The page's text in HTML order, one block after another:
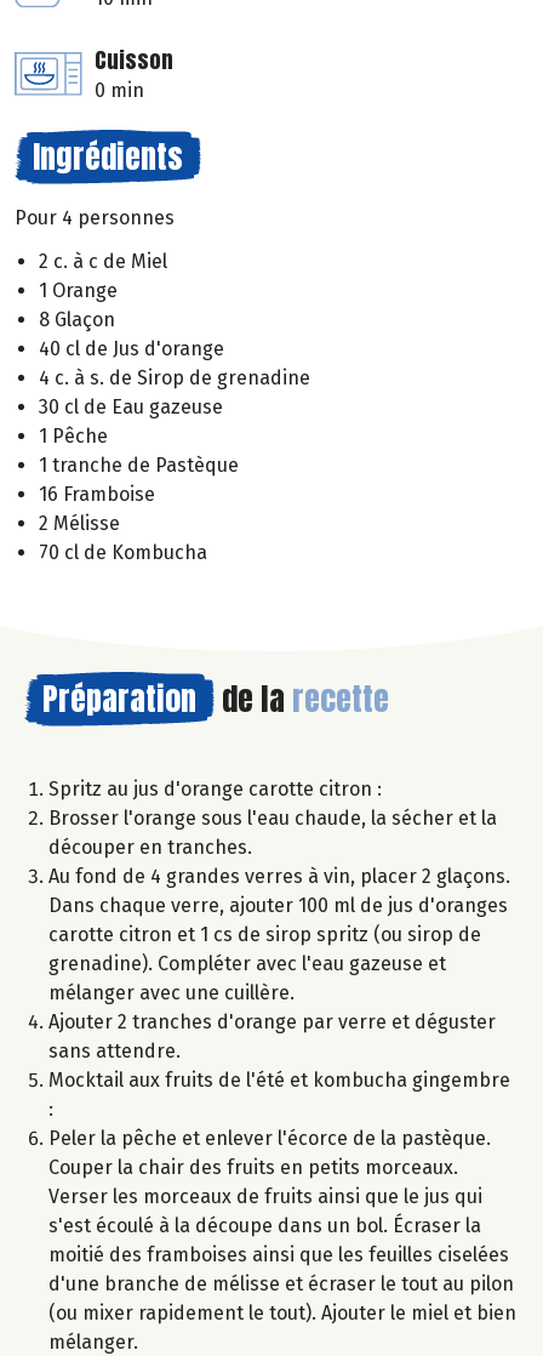
Cuisson
0 min
Ingrédients
Pour 4 personnes
2 c. à c de Miel
1 Orange
8 Glaçon
40 cl de Jus d'orange
4 c. à s. de Sirop de grenadine
30 cl de Eau gazeuse
1 Pêche
1 tranche de Pastèque
16 Framboise
2 Mélisse
70 cl de Kombucha
Préparation de la recette
Spritz au jus d'orange carotte citron :
Brosser l'orange sous l'eau chaude, la sécher et la
découper en tranches.
Au fond de 4 grandes verres à vin, placer 2 glaçons.
Dans chaque verre, ajouter 100 ml de jus d'oranges
carotte citron et 1 cs de sirop spritz (ou sirop de
grenadine). Compléter avec l'eau gazeuse et
mélanger avec une cuillère.
Ajouter 2 tranches d'orange par verre et déguster
sans attendre.
Mocktail aux fruits de l'été et kombucha gingembre
:
Peler la pêche et enlever l'écorce de la pastèque.
Couper la chair des fruits en petits morceaux.
Verser les morceaux de fruits ainsi que le jus qui
s'est écoulé à la découpe dans un bol. Écraser la
moitié des framboises ainsi que les feuilles ciselées
d'une branche de mélisse et écraser le tout au pilon
(ou mixer rapidement le tout). Ajouter le miel et bien
mélanger.